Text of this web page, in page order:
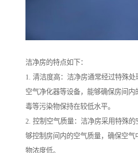
洁净房的特点如下：
1. 清洁度高：洁净房通常经过特殊处
空气净化器等设备，能够确保房间内
毒等污染物保持在较低水平。
2. 控制空气质量：洁净房采用特殊
够控制房间内的空气质量，确保空气
物浓度低。